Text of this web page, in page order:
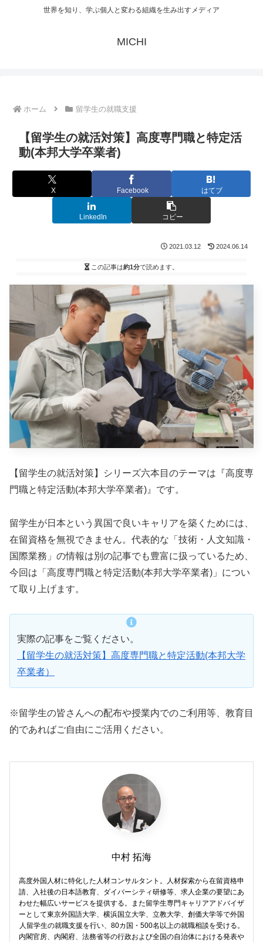
世界を知り、学ぶ個人と変わる組織を生み出すメディア
MICHI
ホーム 留学生の就職支援
【留学生の就活対策】高度専門職と特定活
動(本邦大学卒業者)
X Facebook はてブ
LinkedIn コピー
2021.03.12 2024.06.14
この記事は約1分で読めます。
【留学生の就活対策】シリーズ六本目のテーマは『高度専
門職と特定活動(本邦大学卒業者)』です。
留学生が日本という異国で良いキャリアを築くためには、
在留資格を無視できません。代表的な「技術・人文知識・
国際業務」の情報は別の記事でも豊富に扱っているため、
今回は「高度専門職と特定活動(本邦大学卒業者)」につい
て取り上げます。
実際の記事をご覧ください。
【留学生の就活対策】高度専門職と特定活動(本邦大学
卒業者）
※留学生の皆さんへの配布や授業内でのご利用等、教育目
的であればご自由にご活用ください。
中村 拓海
高度外国人材に特化した人材コンサルタント。人材探索から在留資格申
請、入社後の日本語教育、ダイバーシティ研修等、求人企業の要望にあ
わせた幅広いサービスを提供する。また留学生専門キャリアアドバイザ
ーとして東京外国語大学、横浜国立大学、立教大学、創価大学等で外国
人留学生の就職支援を行い、80カ国・500名以上の就職相談を受ける。
内閣官房、内閣府、法務省等の行政および全国の自治体における発表や